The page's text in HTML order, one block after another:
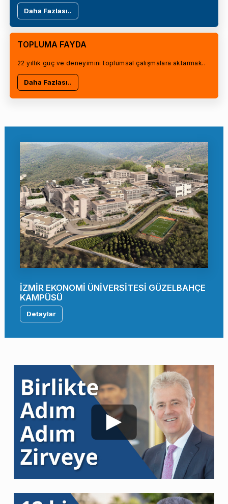
Daha Fazlası..
TOPLUMA FAYDA
22 yıllık güç ve deneyimini toplumsal çalışmalara aktarmak..
Daha Fazlası..
İZMİR EKONOMİ ÜNİVERSİTESİ GÜZELBAHÇE
KAMPÜSÜ
Detaylar